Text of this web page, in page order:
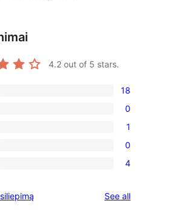
4.2 out of 5 stars.
18
0
1
0
4
See allreviews